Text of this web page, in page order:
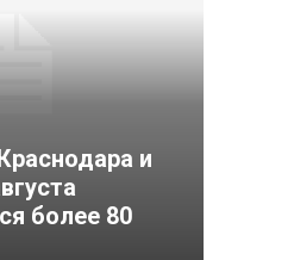
и
более 80